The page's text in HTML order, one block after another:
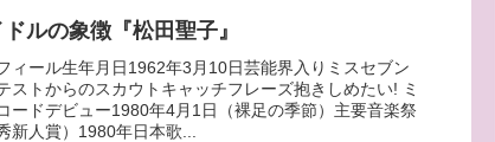
ルの象徴『松田聖子』
ィール生年月日1962年3月10日芸能界入りミスセブン
ストからのスカウトキャッチフレーズ抱きしめたい! ミ
ードデビュー1980年4月1日（裸足の季節）主要音楽祭
新人賞）1980年日本歌...